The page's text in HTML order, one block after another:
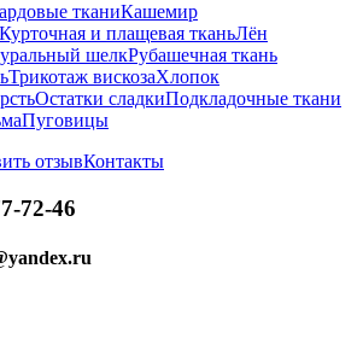
тканиКашемир
Курточная и плащевая тканьЛён
шелкРубашечная ткань
Трикотаж вискозаХлопок
Остатки сладкиПодкладочные ткани
Пуговицы
отзывКонтакты
72-46